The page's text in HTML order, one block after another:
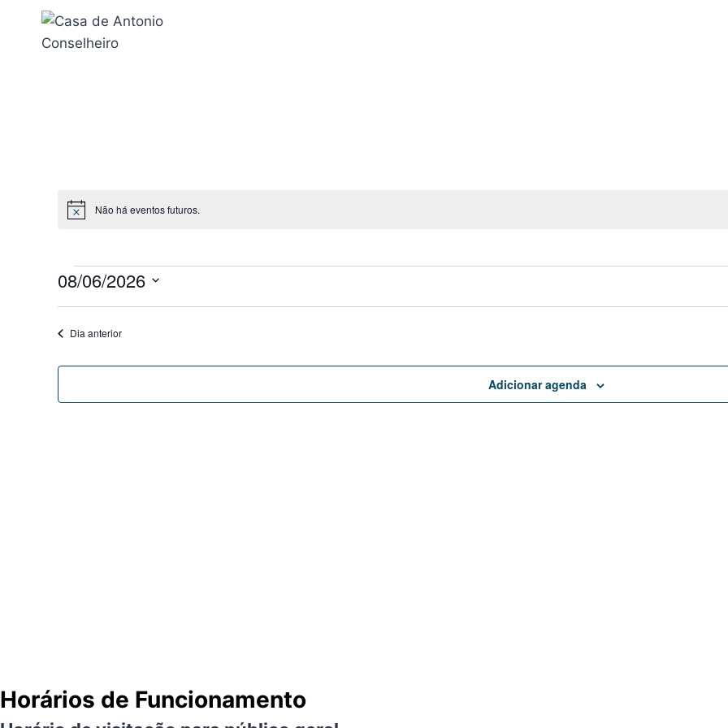
Notice Não há eventos futuros.
Eventos
08/06/2026
Selecione
a Dia anterior
Adicionar agenda
Horários de Funcionamento